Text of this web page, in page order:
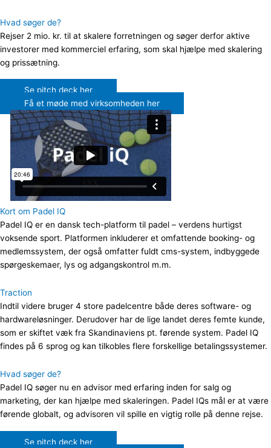
Hvad søger de?
Rejser 2 mio. kr. til at skalere forretningen og søger derfor aktive
investorer med kommerciel erfaring, som skal hjælpe med skalering
og prissætning.
Se pitch deck her
Få et møde med virksomheden her
Kort om Padel IQ
Padel IQ er en dansk tech-platform til padel – verdens hurtigst
voksende sport. Platformen inkluderer et omfattende booking- og
medlemssystem, der også omfatter fuldt cms-system, indbyggede
spørgeskemaer, lys og adgangskontrol m.m.
Traction
Indtil videre bruger 4 store padelcentre både deres software- og
hardwareløsninger. Derudover har de lige landet deres femte kunde,
som er skiftet væk fra Skandinaviens pt. førende system. Padel IQ
findes på 6 sprog og kan tilkobles flere forskellige betalingssystemer.
Hvad søger de?
Padel IQ søger nu en advisor med erfaring inden for salg og
marketing, der kan hjælpe med skaleringen. Padel IQs mål er at være
førende globalt, og advisoren vil spille en vigtig rolle på denne rejse.
Se pitch deck her